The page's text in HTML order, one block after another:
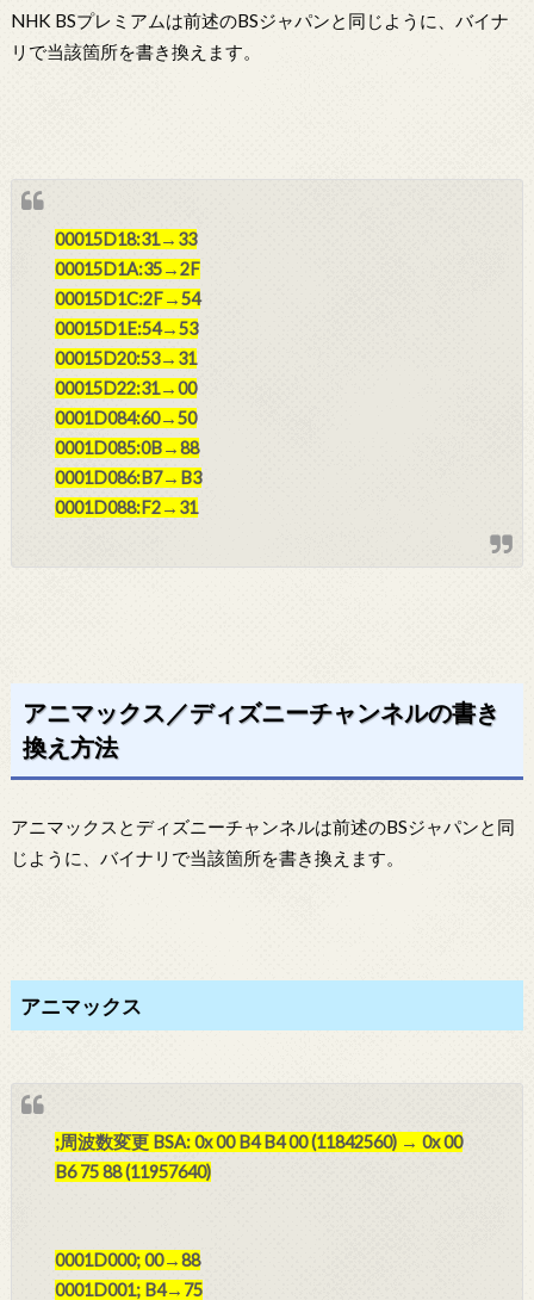
NHK BSプレミアムは前述のBSジャパンと同じように、バイナ
リで当該箇所を書き換えます。
00015D18:31→33
00015D1A:35→2F
00015D1C:2F→54
00015D1E:54→53
00015D20:53→31
00015D22:31→00
0001D084:60→50
0001D085:0B→88
0001D086:B7→B3
0001D088:F2→31
アニマックス／ディズニーチャンネルの書き
換え方法
アニマックスとディズニーチャンネルは前述のBSジャパンと同
じように、バイナリで当該箇所を書き換えます。
アニマックス
;周波数変更 BSA: 0x 00 B4 B4 00 (11842560) → 0x 00
B6 75 88 (11957640)
0001D000; 00→88
0001D001; B4→75